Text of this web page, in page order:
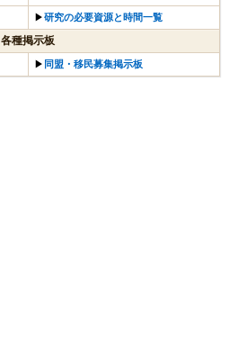
▶︎研究の必要資源と時間一覧
各種掲示板
▶︎ 同盟・移民募集掲示板